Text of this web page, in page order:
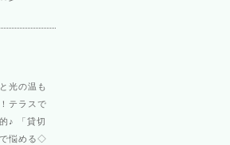
光の温も
テラスで
♪ 「貸切
悩める◇